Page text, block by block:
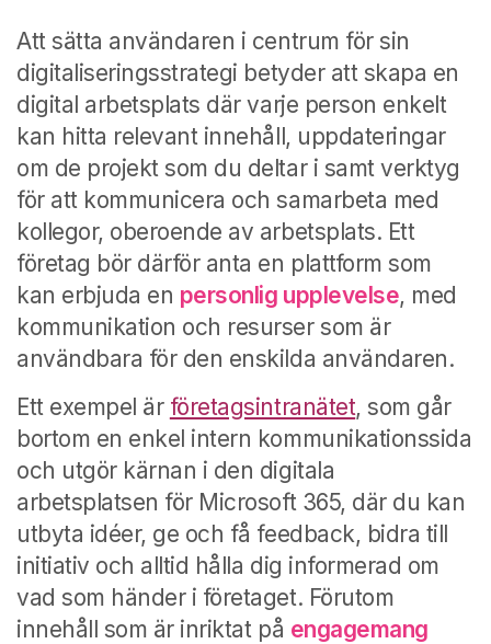
Att sätta användaren i centrum för sin
digitaliseringsstrategi betyder att skapa en
digital arbetsplats där varje person enkelt
kan hitta relevant innehåll, uppdateringar
om de projekt som du deltar i samt verktyg
för att kommunicera och samarbeta med
kollegor, oberoende av arbetsplats. Ett
företag bör därför anta en plattform som
kan erbjuda en personlig upplevelse, med
kommunikation och resurser som är
användbara för den enskilda användaren.
Ett exempel är företagsintranätet, som går
bortom en enkel intern kommunikationssida
och utgör kärnan i den digitala
arbetsplatsen för Microsoft 365, där du kan
utbyta idéer, ge och få feedback, bidra till
initiativ och alltid hålla dig informerad om
vad som händer i företaget. Förutom
innehåll som är inriktat på engagemang